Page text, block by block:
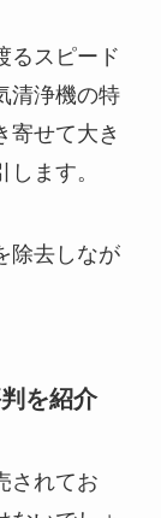
るスピード
清浄機の特
寄せて大き
ます。
除去しなが
を紹介
されてお